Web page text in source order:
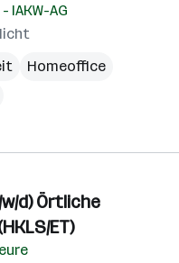
IAKW-AG
Homeoffice
d) Örtliche
ET)